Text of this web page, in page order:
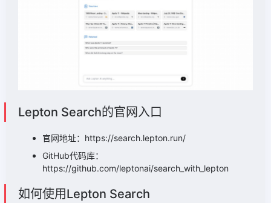
Lepton Search的官网入口
官网地址：https://search.lepton.run/
GitHub代码库：
https://github.com/leptonai/search_with_lepton
如何使用Lepton Search